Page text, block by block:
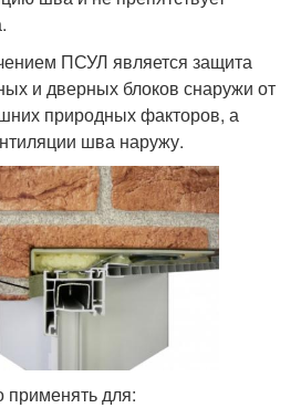
ПСУЛ является защита
и дверных блоков снаружи от
природных факторов, а
шва наружу.
для: